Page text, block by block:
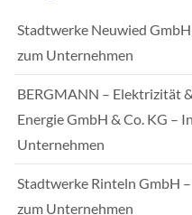
Stadtwerke Neuwied
zum Unternehmen
BERGMANN – Elektrizität
Energie GmbH & Co. KG –
Unternehmen
Stadtwerke Rinteln GmbH
zum Unternehmen